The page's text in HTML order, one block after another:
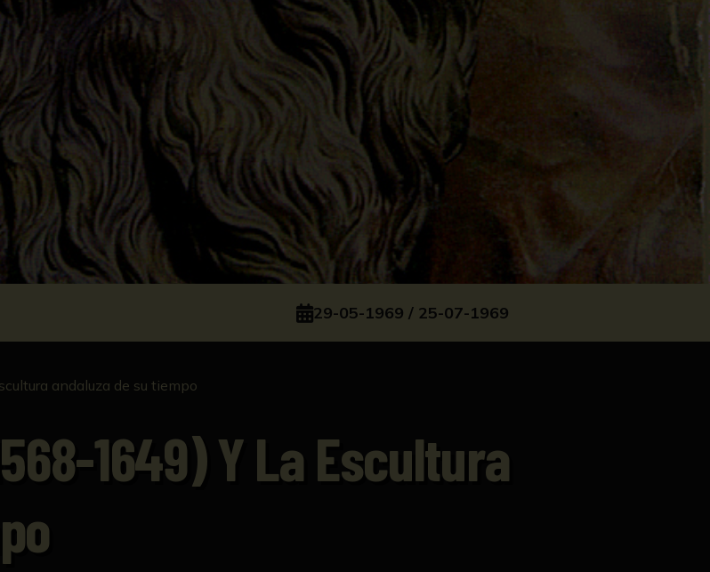
29-05-1969 / 25-07-1969
andaluza de su tiempo
1649) Y La Escultura